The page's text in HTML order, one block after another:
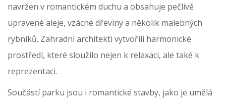
navržen v romantickém duchu a obsahuje pečlivě
upravené aleje, vzácné dřeviny a několik malebných
rybníků. Zahradní architekti vytvořili harmonické
prostředí, které sloužilo nejen k relaxaci, ale také k
reprezentaci.
Součástí parku jsou i romantické stavby, jako je umělá